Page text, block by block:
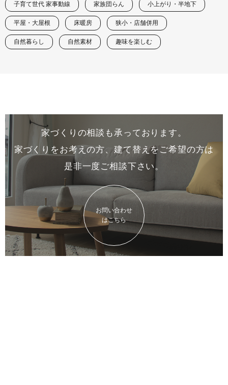
子育て世代 家事動線 家族団らん 小上がり・半地下
平屋・大屋根 床暖房 狭小・店舗併用
自然暮らし 自然素材 趣味を楽しむ
家づくりの相談も承っております。
家づくりをお考えの方、建て替えをご希望の方は
是非一度 ご相談下さい。
お問い合わせ
はこちら